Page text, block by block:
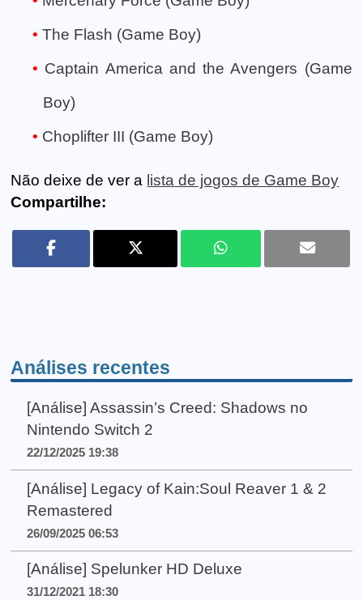
The Flash (Game Boy)
Captain America and the Avengers (Game
Boy)
Choplifter III (Game Boy)
Não deixe de ver a lista de jogos de Game Boy
Compartilhe:
Análises recentes
[Análise] Assassin’s Creed: Shadows no
Nintendo Switch 2
22/12/2025 19:38
[Análise] Legacy of Kain:Soul Reaver 1 & 2
Remastered
26/09/2025 06:53
[Análise] Spelunker HD Deluxe
31/12/2021 18:30